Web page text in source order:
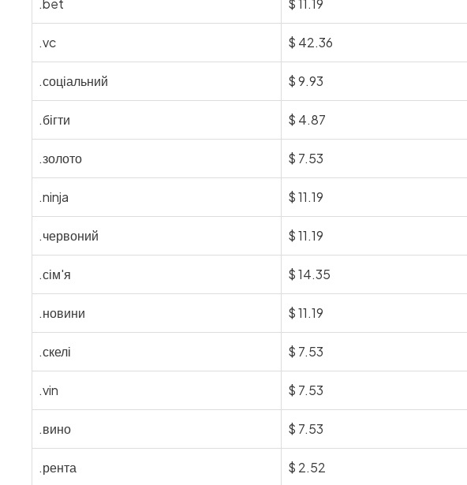
.bet $11.19
.vc $ 42.36
.соціальний $9.93
.бігти $ 4.87
.золото $ 7.53
.ninja $11.19
.червоний $11.19
.сім'я $14.35
.новини $11.19
.скелі $ 7.53
.vin $ 7.53
.вино $ 7.53
.рента $ 2.52